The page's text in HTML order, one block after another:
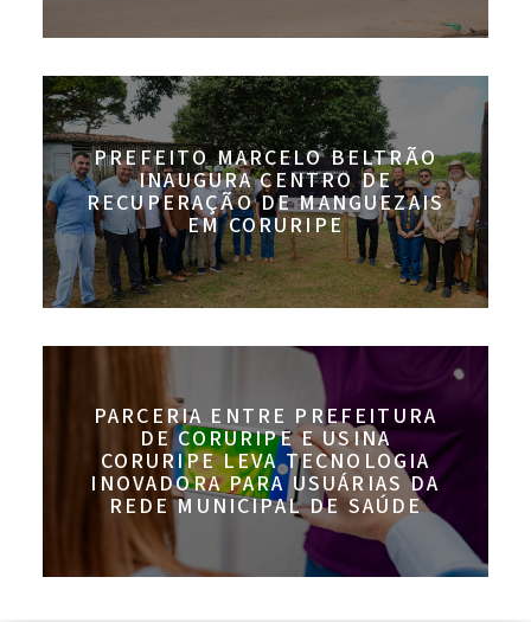
PREFEITO MARCELO BELTRÃO
INAUGURA CENTRO DE
RECUPERAÇÃO DE MANGUEZAIS
EM CORURIPE
PARCERIA ENTRE PREFEITURA
DE CORURIPE E USINA
CORURIPE LEVA TECNOLOGIA
INOVADORA PARA USUÁRIAS DA
REDE MUNICIPAL DE SAÚDE